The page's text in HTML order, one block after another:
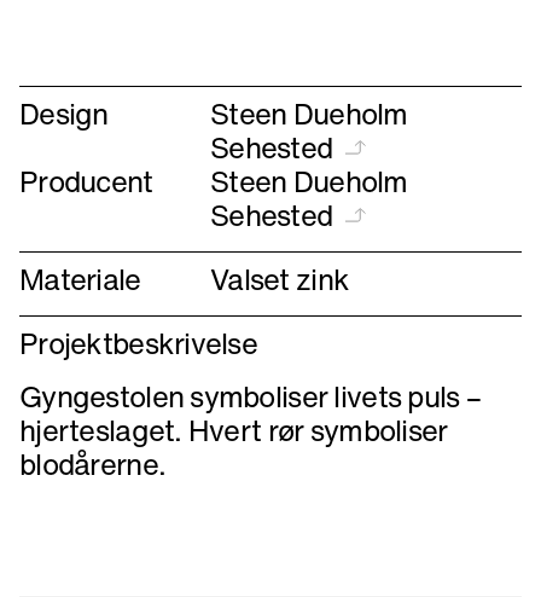
Design Steen Dueholm
Sehested
Producent Steen Dueholm
Sehested
Materiale
Valset zink
Projektbeskrivelse
Gyngestolen symboliser livets puls –
hjerteslaget. Hvert rør symboliser